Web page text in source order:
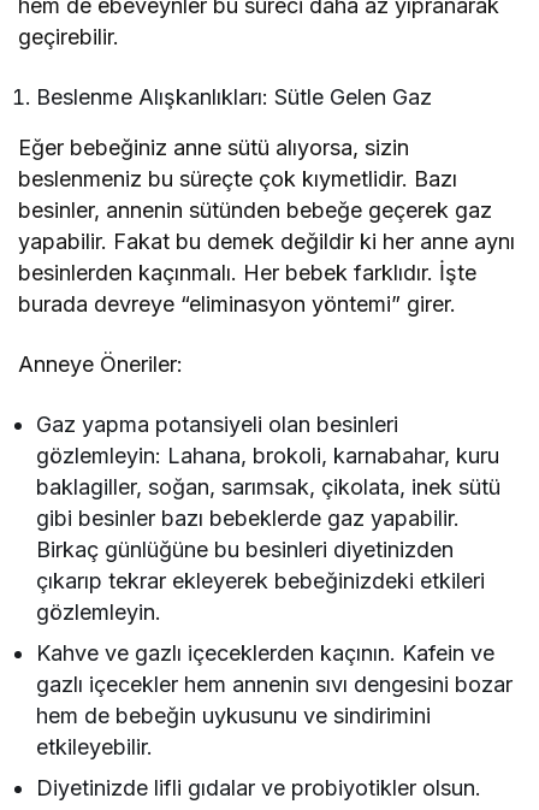
hem de ebeveynler bu süreci daha az yıpranarak
geçirebilir.
Beslenme Alışkanlıkları: Sütle Gelen Gaz
Eğer bebeğiniz anne sütü alıyorsa, sizin
beslenmeniz bu süreçte çok kıymetlidir. Bazı
besinler, annenin sütünden bebeğe geçerek gaz
yapabilir. Fakat bu demek değildir ki her anne aynı
besinlerden kaçınmalı. Her bebek farklıdır. İşte
burada devreye “eliminasyon yöntemi” girer.
Anneye Öneriler:
Gaz yapma potansiyeli olan besinleri
gözlemleyin: Lahana, brokoli, karnabahar, kuru
baklagiller, soğan, sarımsak, çikolata, inek sütü
gibi besinler bazı bebeklerde gaz yapabilir.
Birkaç günlüğüne bu besinleri diyetinizden
çıkarıp tekrar ekleyerek bebeğinizdeki etkileri
gözlemleyin.
Kahve ve gazlı içeceklerden kaçının. Kafein ve
gazlı içecekler hem annenin sıvı dengesini bozar
hem de bebeğin uykusunu ve sindirimini
etkileyebilir.
Diyetinizde lifli gıdalar ve probiyotikler olsun.